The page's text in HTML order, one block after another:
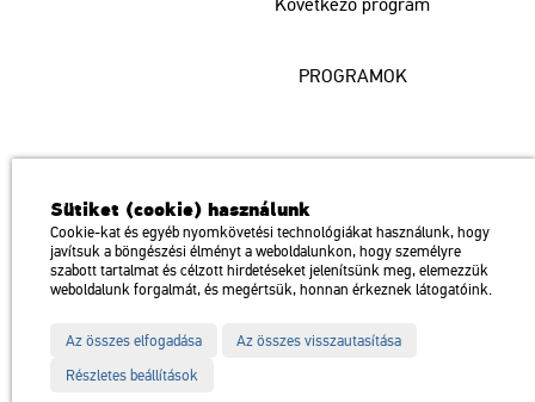
Következő program
PROGRAMOK
a Magyar Művészeti Akadémia intézménye
1146 Budapest, Dózsa György út 37.
Megközelíthető: Millenniumi Földalatti Vasút – Hősök tere megálló
Trolibusz: 75, 79 / Autóbusz: 20, 30, 105
Impresszum Sitemap Adatvédelem
térkép
Sütiket (cookie) használunk
Cookie-kat és egyéb nyomkövetési technológiákat használunk, hogy
javítsuk a böngészési élményt a weboldalunkon, hogy személyre
szabott tartalmat és célzott hirdetéseket jelenítsünk meg, elemezzük
weboldalunk forgalmát, és megértsük, honnan érkeznek látogatóink.
Az összes elfogadása
Az összes visszautasítása
Részletes beállítások